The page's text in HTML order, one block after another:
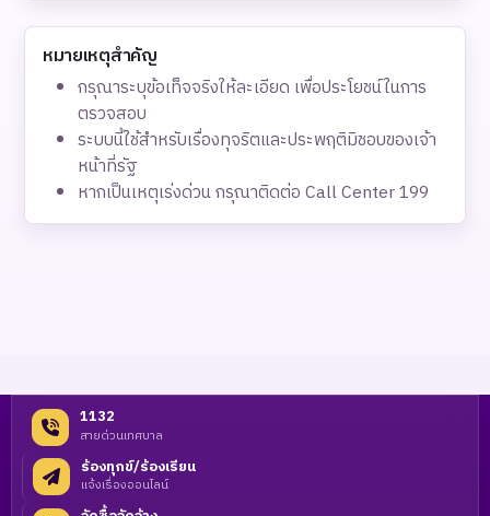
หมายเหตุสำคัญ
กรุณาระบุข้อเท็จจริงให้ละเอียด เพื่อประโยชน์ในการ
ตรวจสอบ
ระบบนี้ใช้สำหรับเรื่องทุจริตและประพฤติมิชอบของเจ้า
หน้าที่รัฐ
หากเป็นเหตุเร่งด่วน กรุณาติดต่อ Call Center 199
1132
สายด่วนเทศบาล
ร้องทุกข์/ร้องเรียน
แจ้งเรื่องออนไลน์